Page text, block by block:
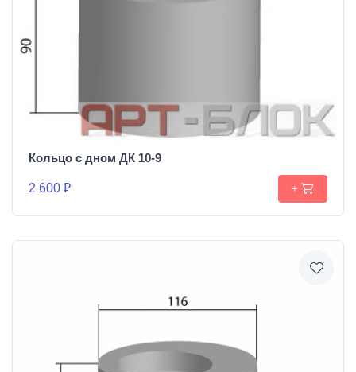
Кольцо с дном ДК 10-9
2 600 ₽ +